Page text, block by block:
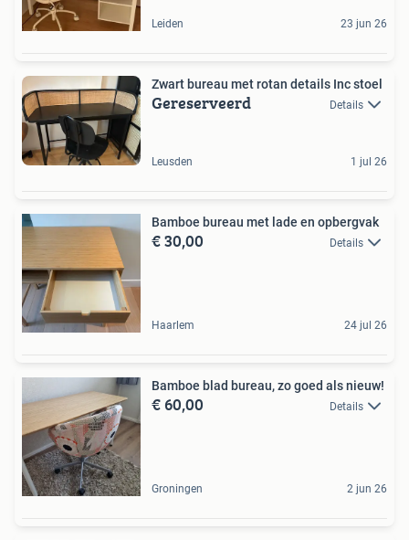
Leiden 23 jun 26
Zwart bureau met rotan details Inc stoel
Gereserveerd Details
Leusden 1 jul 26
Bamboe bureau met lade en opbergvak
€ 30,00 Details
Haarlem 24 jul 26
Bamboe blad bureau, zo goed als nieuw!
€ 60,00 Details
Groningen 2 jun 26